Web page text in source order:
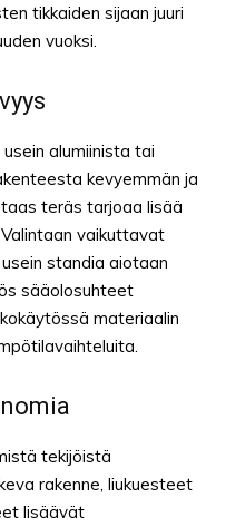
tikkaiden sijaan juuri
vuoksi.
alumiinista tai
kevyemmän ja
teräs tarjoaa lisää
vaikuttavat
standia aiotaan
sääolosuhteet
materiaalin
tekijöistä
rakenne, liukuesteet
lisäävät